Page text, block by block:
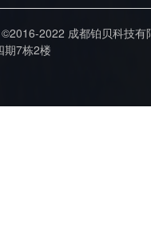
©2016-2022 成都铂贝科技
期7栋2楼